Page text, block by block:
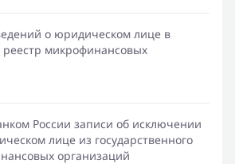
о юридическом лице в
реестр микрофинансовых
России записи об исключении
лице из государственного
организаций